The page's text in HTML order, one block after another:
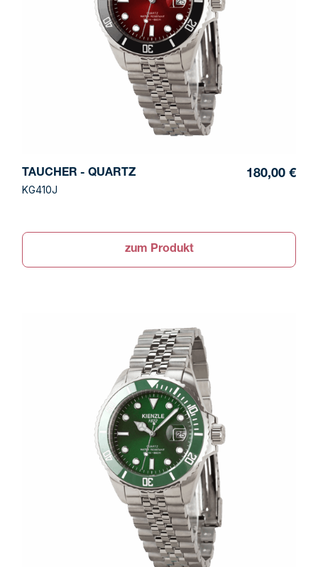
TAUCHER - QUARTZ
KG410J
180,00 €
zum Produkt